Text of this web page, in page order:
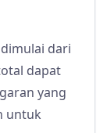
dari
dapat
yang
untuk